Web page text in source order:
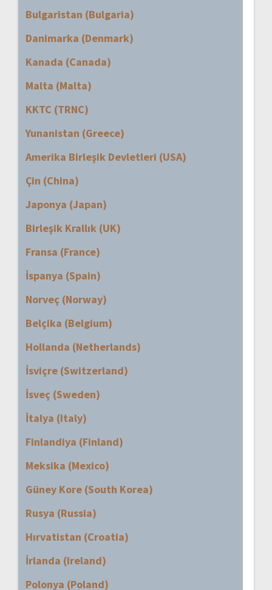
Bulgaristan (Bulgaria)
Danimarka (Denmark)
Kanada (Canada)
Malta (Malta)
KKTC (TRNC)
Yunanistan (Greece)
Amerika Birleşik Devletleri (USA)
Çin (China)
Japonya (Japan)
Birleşik Krallık (UK)
Fransa (France)
İspanya (Spain)
Norveç (Norway)
Belçika (Belgium)
Hollanda (Netherlands)
İsviçre (Switzerland)
İsveç (Sweden)
İtalya (Italy)
Finlandiya (Finland)
Meksika (Mexico)
Güney Kore (South Korea)
Rusya (Russia)
Hırvatistan (Croatia)
İrlanda (Ireland)
Polonya (Poland)